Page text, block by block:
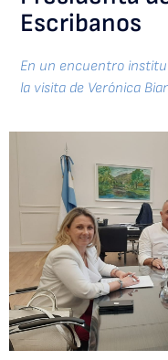
Escribanos
En un encuentro
la visita de Verónica